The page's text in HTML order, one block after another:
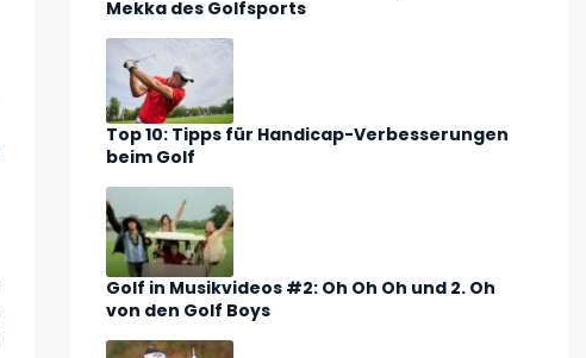
Mekka des Golfsports
Top 10: Tipps für Handicap-Verbesserungen
beim Golf
Golf in Musikvideos #2: Oh Oh Oh und 2. Oh
von den Golf Boys